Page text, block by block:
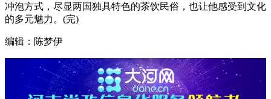
冲泡方式，尽显两国独具特色的茶饮民俗，也让他感受到文化
的多元魅力。(完)
编辑：陈梦伊